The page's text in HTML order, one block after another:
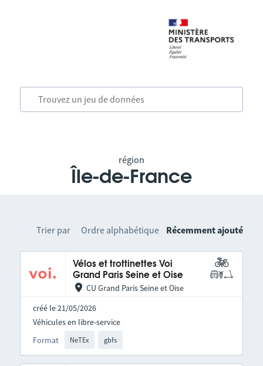
région
Île-de-France
Trier par Ordre alphabétique Récemment ajouté
Vélos et trottinettes Voi
Grand Paris Seine et Oise
CU Grand Paris Seine et Oise
créé le 21/05/2026
Format NeTEx gbfs
Véhicules en libre-service